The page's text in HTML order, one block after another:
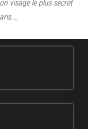
visage le plus secret